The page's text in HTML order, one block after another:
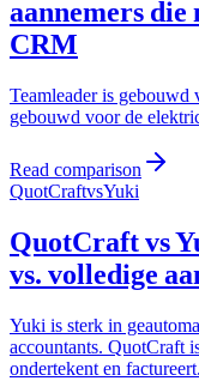
aannemers die
CRM
Teamleader is gebouwd
gebouwd voor de
Read comparison
QuotCraftvsYuki
QuotCraft vs
vs. volledige
Yuki is sterk in
accountants. QuotCraft
ondertekent en factureert.